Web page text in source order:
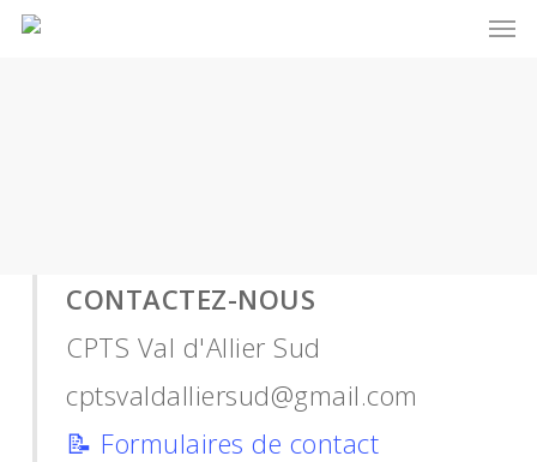
Skip
CONTACTEZ-NOUS
CPTS Val d'Allier Sud
cptsvaldalliersud@gmail.com
📝 Formulaires de contact